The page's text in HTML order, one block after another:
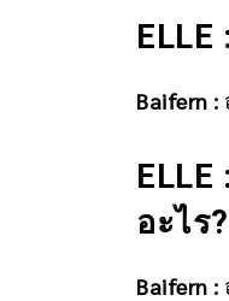
Baifern :
อะไร?
Baifern :